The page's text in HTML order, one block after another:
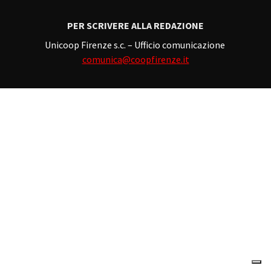
PER SCRIVERE ALLA REDAZIONE
Unicoop Firenze s.c. – Ufficio comunicazione
comunica@coopfirenze.it